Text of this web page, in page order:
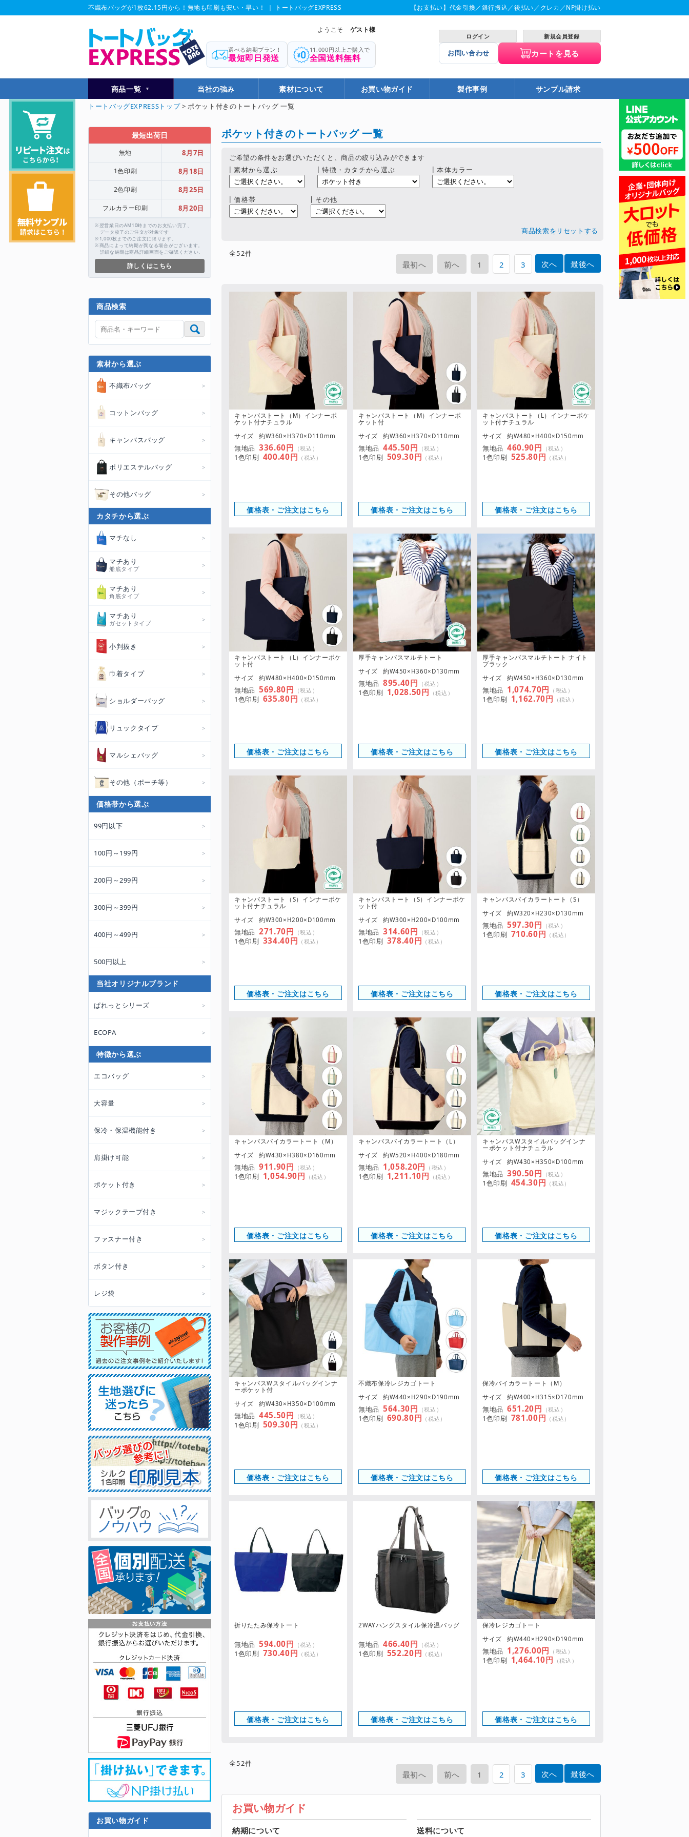
不織布バッグが1枚62.15円から！無地も印刷も安い・早い！ ｜ トートバッグEXPRESS 【お支払い】代金引換／銀行振込／後払い／クレカ／NP掛け払い
ようこそ ゲスト様
選べる納期プラン！
最短即日発送
11,000円以上ご購入で
全国送料無料
ログイン 新規会員登録
お問い合わせ カートを見る
商品一覧 当社の強み 素材について お買い物ガイド 製作事例 サンプル請求
トートバッグEXPRESSトップ> ポケット付きのトートバッグ 一覧
ポケット付きのトートバッグ 一覧
ご希望の条件をお選びいただくと、商品の絞り込みができます
┃素材から選ぶ
┃特徴・カタチから選ぶ ┃本体カラー
┃価格帯 ┃その他
商品検索をリセットする
全52件
最後へ
次へ
3
2
1
前へ
最初へ
キャンバストート（M）インナーポ
ケット付ナチュラル
サイズ
約W360×H370×D110mm
無地品 336.60円 （税込）
1色印刷 400.40円 （税込）
価格表・ご注文はこちら
キャンバストート（M）インナーポ
ケット付
サイズ
約W360×H370×D110mm
無地品 445.50円 （税込）
1色印刷 509.30円 （税込）
価格表・ご注文はこちら
キャンバストート（L）インナーポケ
ット付ナチュラル
サイズ
約W480×H400×D150mm
無地品 460.90円 （税込）
1色印刷 525.80円 （税込）
価格表・ご注文はこちら
キャンバストート（L）インナーポケ
ット付
サイズ
約W480×H400×D150mm
無地品 569.80円 （税込）
1色印刷 635.80円 （税込）
価格表・ご注文はこちら
厚手キャンバスマルチトート
サイズ
約W450×H360×D130mm
無地品 895.40円 （税込）
1色印刷 1,028.50円 （税込）
価格表・ご注文はこちら
厚手キャンバスマルチトート ナイト
ブラック
サイズ
約W450×H360×D130mm
無地品 1,074.70円 （税込）
1色印刷 1,162.70円 （税込）
価格表・ご注文はこちら
キャンバストート（S）インナーポケ
ット付ナチュラル
サイズ
約W300×H200×D100mm
無地品 271.70円 （税込）
1色印刷 334.40円 （税込）
価格表・ご注文はこちら
キャンバストート（S）インナーポケ
ット付
サイズ
約W300×H200×D100mm
無地品 314.60円 （税込）
1色印刷 378.40円 （税込）
価格表・ご注文はこちら
キャンバスバイカラートート（S）
サイズ
約W320×H230×D130mm
無地品 597.30円 （税込）
1色印刷 710.60円 （税込）
価格表・ご注文はこちら
キャンバスバイカラートート（M）
サイズ
約W430×H380×D160mm
無地品 911.90円 （税込）
1色印刷 1,054.90円 （税込）
価格表・ご注文はこちら
キャンバスバイカラートート（L）
サイズ
約W520×H400×D180mm
無地品 1,058.20円 （税込）
1色印刷 1,211.10円 （税込）
価格表・ご注文はこちら
キャンバスWスタイルバッグインナ
ーポケット付ナチュラル
サイズ
約W430×H350×D100mm
無地品 390.50円 （税込）
1色印刷 454.30円 （税込）
価格表・ご注文はこちら
キャンバスWスタイルバッグインナ
ーポケット付
サイズ
約W430×H350×D100mm
無地品 445.50円 （税込）
1色印刷 509.30円 （税込）
価格表・ご注文はこちら
不織布保冷レジカゴトート
サイズ
約W440×H290×D190mm
無地品 564.30円 （税込）
1色印刷 690.80円 （税込）
価格表・ご注文はこちら
保冷バイカラートート（M）
サイズ
約W400×H315×D170mm
無地品 651.20円 （税込）
1色印刷 781.00円 （税込）
価格表・ご注文はこちら
折りたたみ保冷トート
無地品 594.00円 （税込）
1色印刷 730.40円 （税込）
価格表・ご注文はこちら
2WAYハングスタイル保冷温バッグ
無地品 466.40円 （税込）
1色印刷 552.20円 （税込）
価格表・ご注文はこちら
保冷レジカゴトート
サイズ
約W440×H290×D190mm
無地品 1,276.00円 （税込）
1色印刷 1,464.10円 （税込）
価格表・ご注文はこちら
全52件
最後へ
次へ
3
2
1
前へ
最初へ
お買い物ガイド
納期について 送料について
最短出荷日
無地 8月7日
1色印刷 8月18日
2色印刷 8月25日
フルカラー印刷 8月20日
※翌営業日のAM10時までのお支払い完了、
データ校了のご注文が対象です
※1,000枚までのご注文に限ります。
※商品によって納期が異なる場合がございます。
詳細な納期は商品詳細画面をご確認ください。
詳しくはこちら
商品検索
素材から選ぶ
不織布バッグ
コットンバッグ
キャンバスバッグ
ポリエステルバッグ
その他バッグ
カタチから選ぶ
マチなし
マチあり
船底タイプ
マチあり
角底タイプ
マチあり
ガセットタイプ
小判抜き
巾着タイプ
ショルダーバッグ
リュックタイプ
マルシェバッグ
その他（ポーチ等）
価格帯から選ぶ
99円以下
100円～199円
200円～299円
300円～399円
400円～499円
500円以上
当社オリジナルブランド
ぱれっとシリーズ
ECOPA
特徴から選ぶ
エコバッグ
大容量
保冷・保温機能付き
肩掛け可能
ポケット付き
マジックテープ付き
ファスナー付き
ボタン付き
レジ袋
お買い物ガイド